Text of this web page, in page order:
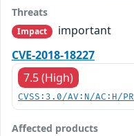
Threats
Impact
important
CVE-2018-18227
7.5 (High)
CVSS:3.0/AV:N/AC:H/
Affected products